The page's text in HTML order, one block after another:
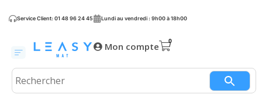
Service Client: 01 48 96 24 45 Lundi au vendredi : 9h00 à 18h00
Mon compte